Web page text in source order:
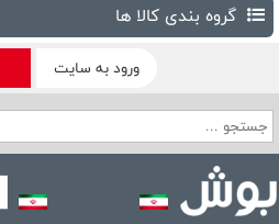
گروه بندی کالا ها
ورود به سایت